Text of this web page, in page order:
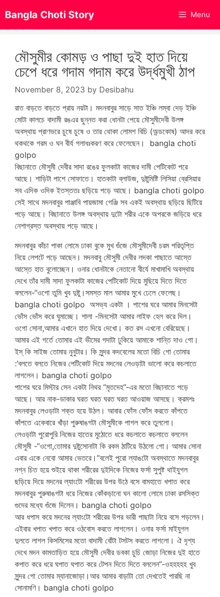
to
content
Bangla Choti Story Menu
মৌসুমীর কোমড় ও পাছা দুই হাত দিয়ে
চেপে ধরে গদাম গদাম করে উর্দ্ধমুখী ঠাপ
November 8, 2023 by Desibahu
রাত বাড়তে বাড়তে প্রায় নয়টা। মদনবাবুর সাড়ে সাত ইঞ্চি লম্বা দেড় ইঞ্চি
মোটা কালচে বাদামী রঙএর ছুন্নত করা ধোনটা পেয়ে মৌসুমীদেবী উলঙ্গ
অবস্থায় প্রাণভরে চুষে চুষে ও তার থোকা লোমশ বিচি (অন্ডকোষ) আদর করে
থকথকে গরম ও ঘন বীর্য গলাধঃকরণ করে ফেলেছেন। bangla choti
golpo
বিছানাতে মৌসুমী দেবীর সাদা রঙের ফুলকাটা কাজের দামী পেটিকোট পরে
আছে। শাড়িটা পাশে সোফাতে। হাতকাটা ব্লাউজ, দুষ্টুমিষ্টি লিসিয়া ব্রেসিয়ার
সব এদিক ওদিক ইতস্ততঃ ছড়িয়ে পড়ে আছে। bangla choti golpo
সেই সাথে মদনবাবুর পাঞ্জাবি পায়জামা গেঞ্জি সব একই অবস্থায় ছড়িয়ে ছিটিয়ে
পড়ে আছে। বিছানাতে উলঙ্গ অবস্থায় দুটো শরীর একে অপরকে জড়িয়ে ধরে
নেশাগ্রস্ত অবস্থায় পড়ে আছে।
মদনবাবুর কাঁচা পাকা লোমে ঢাকা বুকে মুখ গুঁজে মৌসুমীদেবী চরম পরিতৃপ্তি
নিয়ে লেপটে পড়ে আছেন। মদনবাবু মৌসুমী দেবীর লদকা পাছাতে আস্তে
আস্তে হাত বুলোচ্ছেন। ওনার ধোনটাকে নেতানো বীর্যে মাখামাখি অবস্থায়
দেখে তাঁর দামী সাদা ফুলকাটা কাজের পেটিকোট দিয়ে মুছিয়ে দিতে দিতে
বললেন-“ওগো তুমি খুব দুষ্টু।সমস্ত মাল আমার মুখে ঢেলে ফেলেছ।
bangla choti golpo অসভ্য একটা । পাশের ঘরে আমার মিনসেটা
ভোঁস ভোঁস করে ঘুমাচ্ছে। শালা -মিনসেটা আমার লাইফ হেল করে দিল।
ওগো সোনা,আমার এখানে হাত দিয়ে দেখো। কত রস এখনো বেরিয়েছে।
আমার এই গর্তে তোমার এই ভীমের গদাটা ঢুকিয়ে আমাকে শান্তি দাও গো।
ইস্ কি সাইজ তোমার নুনুটার। কি সুন্দর কদবেলের মতো বিচি গো তোমার
:’বলতে বলতে নিজের পেটিকোট দিয়ে মদনের লেওড়াটা ভালো করে কচলাতে
লাগলেন। bangla choti golpo
পাশের ঘরে মিস্টার সেন একটা নিথর “মৃতদেহ”-এর মতো বিছানাতে পড়ে
আছে। আর নাক-ডাকার ঘরত ঘরত ঘরত ঘরত আওয়াজ আসছে। ক্রমশঃ
মদনবাবুর লেওড়াটা শক্ত হয়ে উঠল। আবার ফোঁস ফোঁস করতে কাঁপতে
কাঁপতে একেবারে খাঁড়া পুরুষাঙগটা মৌসুমীকে পাগল করে তুললো।
লেওড়াটা পুরোপুরি নিজের হাতের মুঠোতে ধরে কচলাতে কচলাতে বললেন
মৌসুমী -“ওগো,তোমার দুষ্টুসোনাটা কি রকম ঠাটিয়ে উঠলো গো। আমার সোনা
এবার একে নেবো আমার ভেতরে।”বলেই পুরো ল্যাঙটো অবস্থাতে মদনবাবুর
নগ্ন চিত হয়ে শুইয়ে থাকা শরীরের দুইদিকে নিজের ফর্সা সুপুষ্ট থাইযুগল
ছড়িয়ে দিয়ে মদনের ল্যাংটো শরীরের উপর উঠে বসে বামহাতে খপাত করে
মদনবাবুর পুরুষাঙগটা ধরে নিজের কোঁকড়ানো ঘন কালো লোমে ঢাকা রসসিক্ত
গুদের মধ্যে গুঁজে দিলেন। bangla choti golpo
আর ধপাস করে মদনের ল্যাংটো শরীরের উপর ভারী পাছাটা নিয়ে বসে পড়লেন।
এইবার খপাত খপাত করে ওঠবোস করতে লাগলেন। ওনার ফর্সা মাইযুগল
দুলতে লাগল কিসমিসের মতো বাদামী বোঁটা টসটস করতে লাগলো। ঐ দৃশ্য
দেখে মদন কামতাড়িত হয়ে মৌসুমী দেবীর ডবকা চুচি জোড়া নিজের দুই হাতে
কপাত করে ধরে ঘপাত ঘপাত করে টেপন দিতে দিতে বললেন”-ওহহহহহ খুব
সুন্দর গো তোমার ম্যানাজোড়া।আর আমার বাড়াটা তো দেখতেই পারছি না
সোনামণি। bangla choti golpo